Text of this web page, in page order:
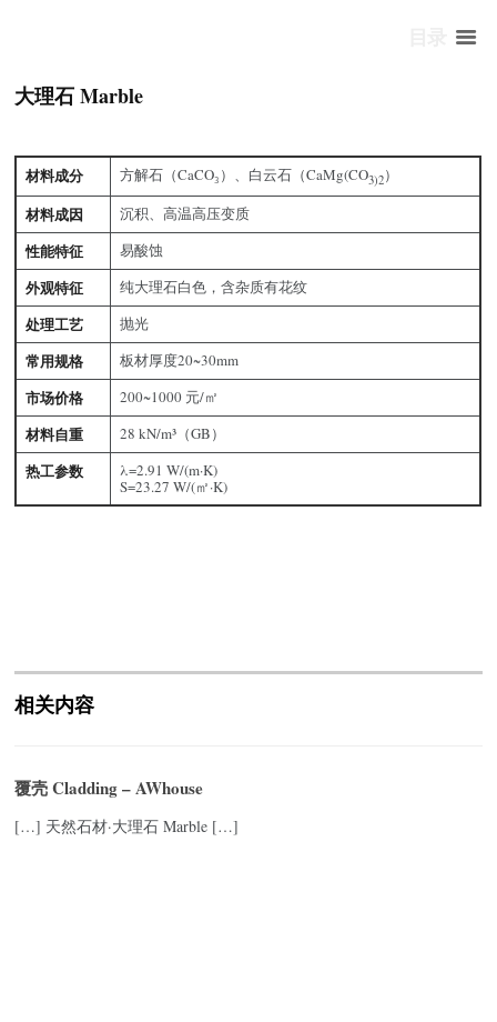
大理石 Marble
材料成分 方解石（CaCO₃）、白云石（CaMg(CO3)2）
材料成因 沉积、高温高压变质
性能特征 易酸蚀
外观特征 纯大理石白色，含杂质有花纹
处理工艺 抛光
常用规格 板材厚度20~30mm
市场价格 200~1000 元/㎡
材料自重 28 kN/m³（GB）
热工参数
λ=2.91 W/(m·K)
S=23.27 W/(㎡·K)
相关内容
覆壳 Cladding – AWhouse
[…] 天然石材·大理石 Marble […]